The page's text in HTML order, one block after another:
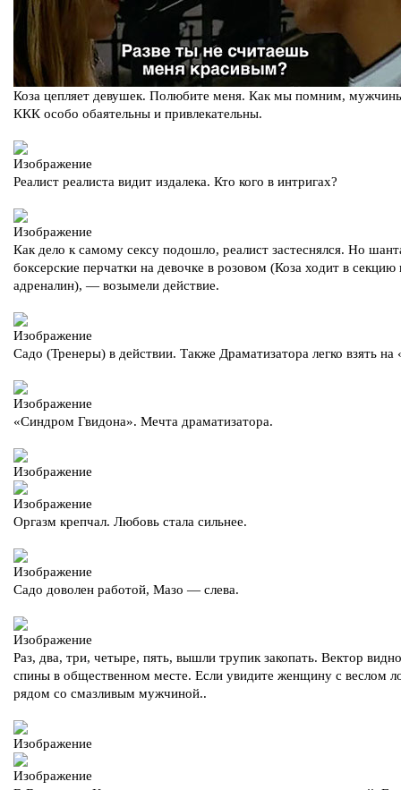
Коза цепляет девушек. Полюбите меня. Как мы помним,
ККК особо обаятельны и привлекательны.
Реалист реалиста видит издалека. Кто кого в интригах?
Как дело к самому сексу подошло, реалист застеснялся. Но
боксерские перчатки на девочке в розовом (Коза ходит в секцию
адреналин), — возымели действие.
Садо (Тренеры) в действии. Также Драматизатора легко взять на
«Синдром Гвидона». Мечта драматизатора.
Оргазм крепчал. Любовь стала сильнее.
Садо доволен работой, Мазо — слева.
Раз, два, три, четыре, пять, вышли трупик закопать. Вектор
спины в общественном месте. Если увидите женщину с веслом
рядом со смазливым мужчиной..